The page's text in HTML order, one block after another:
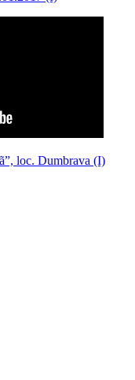
loc. Dumbrava (I)